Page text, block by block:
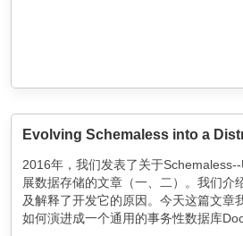
2016年，我们发表了关于
展数据存储的文章（一、二）。我们介
及解释了开发它的原因。今天这篇文章
如何演进成一个通用的事务性数据库